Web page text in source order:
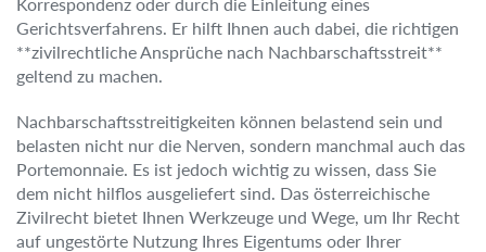
Gerichtsverfahrens. Er hilft Ihnen auch dabei, die richtigen
**zivilrechtliche Ansprüche nach Nachbarschaftsstreit**
geltend zu machen.
Nachbarschaftsstreitigkeiten können belastend sein und
belasten nicht nur die Nerven, sondern manchmal auch das
Portemonnaie. Es ist jedoch wichtig zu wissen, dass Sie
dem nicht hilflos ausgeliefert sind. Das österreichische
Zivilrecht bietet Ihnen Werkzeuge und Wege, um Ihr Recht
auf ungestörte Nutzung Ihres Eigentums oder Ihrer